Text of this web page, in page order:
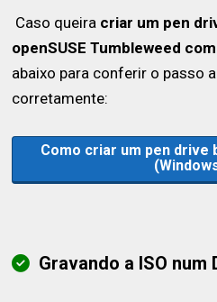
Caso queira criar um pen
openSUSE Tumbleweed
abaixo para conferir o passo
corretamente:
Como criar um pen drive
Gravando a ISO num